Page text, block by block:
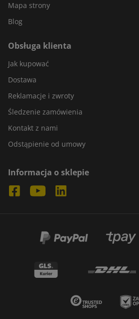
Mapa strony
Blog
Obsługa klienta
Jak kupować
Dostawa
Reklamacje i zwroty
Śledzenie zamówienia
Kontakt z nami
Odstąpienie od umowy
Informacja o sklepie